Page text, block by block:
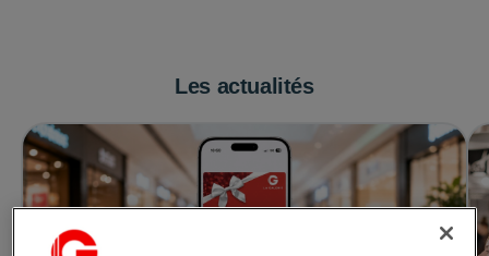
Les actualités